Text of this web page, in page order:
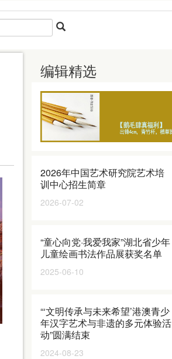
编辑精选
2026年中国艺术研究院艺术培
训中心招生简章
2026-07-02
“童心向党·我爱我家”湖北省少年
儿童绘画书法作品展获奖名单
2025-06-10
“‘文明传承与未来希望’港澳青少
年汉字艺术与非遗的多元体验活
动”圆满结束
2024-08-23